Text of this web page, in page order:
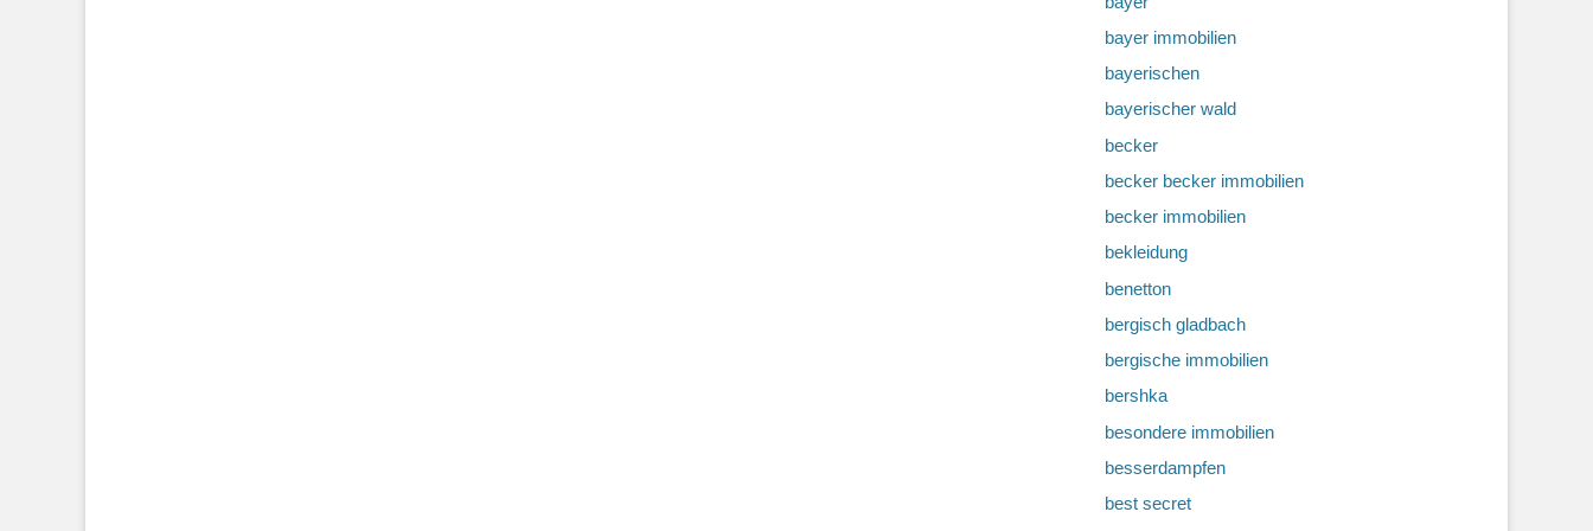
bayer immobilien
bayerischen
bayerischer wald
becker
becker becker immobilien
becker immobilien
bekleidung
benetton
bergisch gladbach
bergische immobilien
bershka
besondere immobilien
besserdampfen
best secret